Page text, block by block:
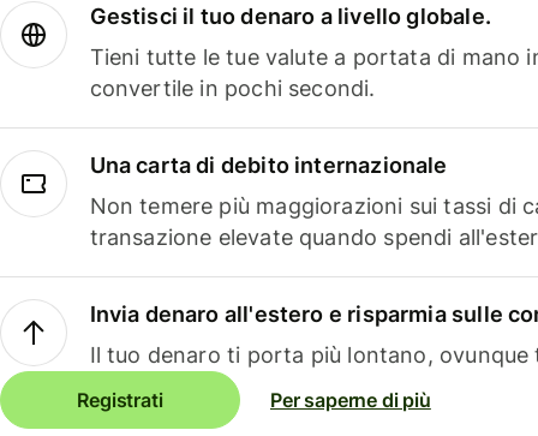
Gestisci il tuo denaro a livello globale.
Tieni tutte le tue valute a portata di mano
convertile in pochi secondi.
Una carta di debito internazionale
Non temere più maggiorazioni sui tassi di
transazione elevate quando spendi
Invia denaro all'estero e risparmia sulle
Il tuo denaro ti porta più lontano, ovunque
Registrati Per saperne di più